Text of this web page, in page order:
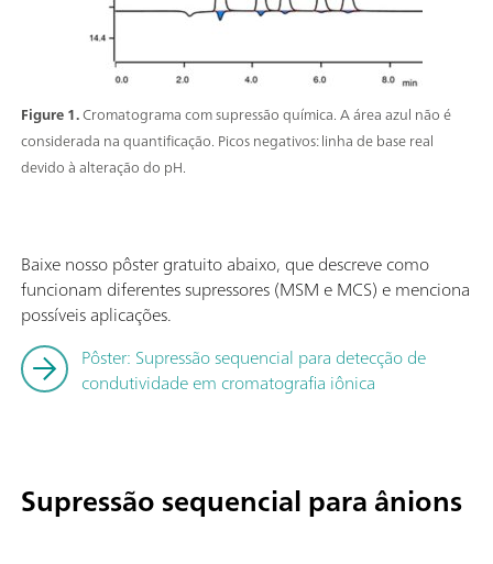
Figure 1.Cromatograma com supressão química. A área azul não é
considerada na quantificação. Picos negativos: linha de base real
devido à alteração do pH.
Baixe nosso pôster gratuito abaixo, que descreve como
funcionam diferentes supressores (MSM e MCS) e menciona
possíveis aplicações.
Pôster: Supressão sequencial para detecção de
condutividade em cromatografia iônica
Supressão sequencial para ânions